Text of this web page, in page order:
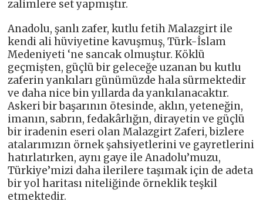
zalimlere set yapmıştır.
Anadolu, şanlı zafer, kutlu fetih Malazgirt ile
kendi ali hüviyetine kavuşmuş, Türk-İslam
Medeniyeti ‘ne sancak olmuştur. Köklü
geçmişten, güçlü bir geleceğe uzanan bu kutlu
zaferin yankıları günümüzde hala sürmektedir
ve daha nice bin yıllarda da yankılanacaktır.
Askeri bir başarının ötesinde, aklın, yeteneğin,
imanın, sabrın, fedakârlığın, dirayetin ve güçlü
bir iradenin eseri olan Malazgirt Zaferi, bizlere
atalarımızın örnek şahsiyetlerini ve gayretlerini
hatırlatırken, aynı gaye ile Anadolu’muzu,
Türkiye’mizi daha ilerilere taşımak için de adeta
bir yol haritası niteliğinde örneklik teşkil
etmektedir.